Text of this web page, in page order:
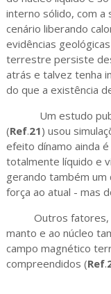
interno sólido, com a
cenário liberando
evidências
terrestre persiste
atrás e talvez tenha
do que a existência
Um estudo
(Ref.21) usou
efeito dínamo ainda
totalmente líquido e
gerando também um
força ao atual - mas
Outros fatores,
manto e ao núcleo
campo magnético
compreendidos (Ref.